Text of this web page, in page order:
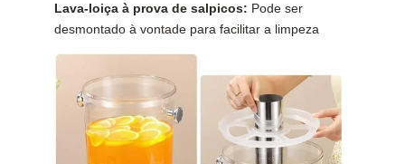
Lava-loiça à prova de salpicos: Pode ser
desmontado à vontade para facilitar a limpeza